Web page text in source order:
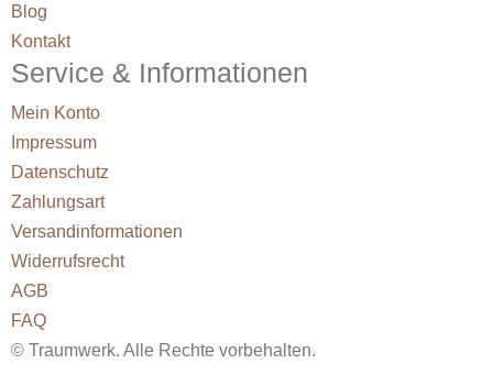
Blog
Kontakt
Service & Informationen
Mein Konto
Impressum
Datenschutz
Zahlungsart
Versandinformationen
Widerrufsrecht
AGB
FAQ
© Traumwerk. Alle Rechte vorbehalten.